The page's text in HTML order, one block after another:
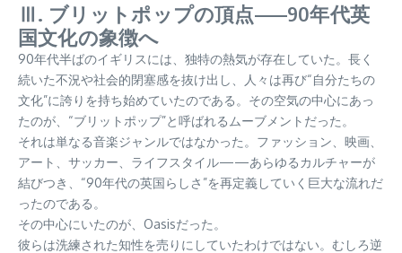
Ⅲ. ブリットポップの頂点——90年代英
国文化の象徴へ
90年代半ばのイギリスには、独特の熱気が存在していた。長く
続いた不況や社会的閉塞感を抜け出し、人々は再び“自分たちの
文化”に誇りを持ち始めていたのである。その空気の中心にあっ
たのが、“ブリットポップ”と呼ばれるムーブメントだった。
それは単なる音楽ジャンルではなかった。ファッション、映画、
アート、サッカー、ライフスタイル——あらゆるカルチャーが
結びつき、“90年代の英国らしさ”を再定義していく巨大な流れだ
ったのである。
その中心にいたのが、Oasisだった。
彼らは洗練された知性を売りにしていたわけではない。むしろ逆